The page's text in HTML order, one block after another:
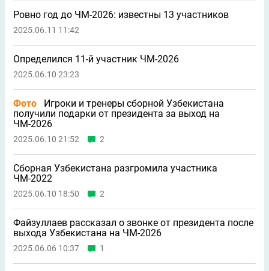
Ровно год до ЧМ-2026: известны 13 участников
2025.06.11 11:42
Определился 11-й участник ЧМ-2026
2025.06.10 23:23
Фото
Игроки и тренеры сборной Узбекистана
получили подарки от президента за выход на
ЧМ-2026
2025.06.10 21:52 2
Сборная Узбекистана разгромила участника
ЧМ-2022
2025.06.10 18:50 2
Файзуллаев рассказал о звонке от президента после
выхода Узбекистана на ЧМ-2026
2025.06.06 10:37 1